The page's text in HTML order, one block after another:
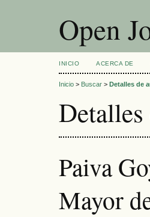
Open
INICIO ACERCA DE
Inicio > Buscar > Detalles de
Paiva
Mayor